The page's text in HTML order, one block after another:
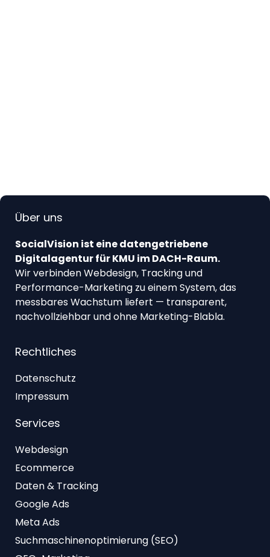
Über uns
SocialVision ist eine datengetriebene
Digitalagentur für KMU im DACH-Raum.
Wir verbinden Webdesign, Tracking und
Performance-Marketing zu einem System, das
messbares Wachstum liefert — transparent,
nachvollziehbar und ohne Marketing-Blabla.
Rechtliches
Datenschutz
Impressum
Services
Webdesign
Ecommerce
Daten & Tracking
Google Ads
Meta Ads
Suchmaschinenoptimierung (SEO)